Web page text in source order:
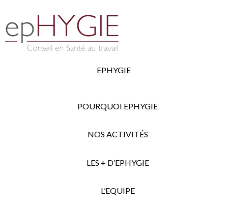
EPHYGIE
POURQUOI EPHYGIE
NOS ACTIVITÉS
LES + D’EPHYGIE
L’EQUIPE